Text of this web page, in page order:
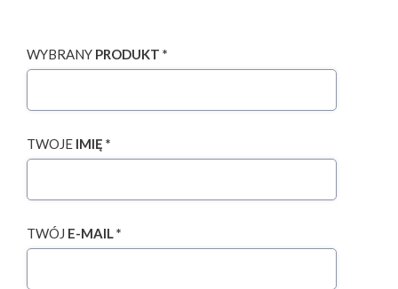
WYBRANY PRODUKT *
TWOJE IMIĘ *
TWÓJ E-MAIL *